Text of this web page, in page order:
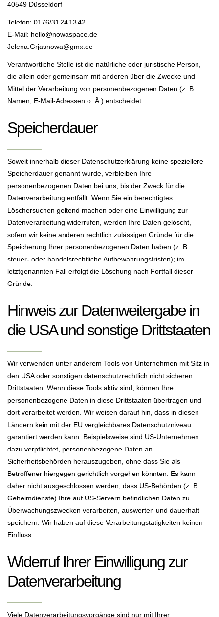
40549 Düsseldorf
Telefon: 0176/31 24 13 42
E-Mail: hello@nowaspace.de
Jelena.Grjasnowa@gmx.de
Verantwortliche Stelle ist die natürliche oder juristische Person,
die allein oder gemeinsam mit anderen über die Zwecke und
Mittel der Verarbeitung von personenbezogenen Daten (z. B.
Namen, E-Mail-Adressen o. Ä.) entscheidet.
Speicherdauer
Soweit innerhalb dieser Datenschutzerklärung keine speziellere
Speicherdauer genannt wurde, verbleiben Ihre
personenbezogenen Daten bei uns, bis der Zweck für die
Datenverarbeitung entfällt. Wenn Sie ein berechtigtes
Löschersuchen geltend machen oder eine Einwilligung zur
Datenverarbeitung widerrufen, werden Ihre Daten gelöscht,
sofern wir keine anderen rechtlich zulässigen Gründe für die
Speicherung Ihrer personenbezogenen Daten haben (z. B.
steuer- oder handelsrechtliche Aufbewahrungsfristen); im
letztgenannten Fall erfolgt die Löschung nach Fortfall dieser
Gründe.
Hinweis zur Datenweitergabe in
die USA und sonstige Drittstaaten
Wir verwenden unter anderem Tools von Unternehmen mit Sitz in
den USA oder sonstigen datenschutzrechtlich nicht sicheren
Drittstaaten. Wenn diese Tools aktiv sind, können Ihre
personenbezogene Daten in diese Drittstaaten übertragen und
dort verarbeitet werden. Wir weisen darauf hin, dass in diesen
Ländern kein mit der EU vergleichbares Datenschutzniveau
garantiert werden kann. Beispielsweise sind US-Unternehmen
dazu verpflichtet, personenbezogene Daten an
Sicherheitsbehörden herauszugeben, ohne dass Sie als
Betroffener hiergegen gerichtlich vorgehen könnten. Es kann
daher nicht ausgeschlossen werden, dass US-Behörden (z. B.
Geheimdienste) Ihre auf US-Servern befindlichen Daten zu
Überwachungszwecken verarbeiten, auswerten und dauerhaft
speichern. Wir haben auf diese Verarbeitungstätigkeiten keinen
Einfluss.
Widerruf Ihrer Einwilligung zur
Datenverarbeitung
Viele Datenverarbeitungsvorgänge sind nur mit Ihrer